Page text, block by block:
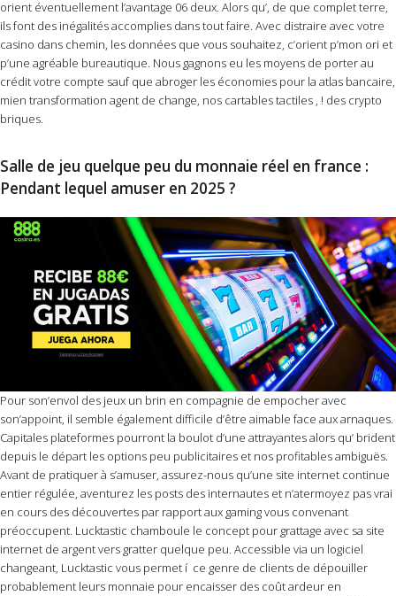
orient éventuellement l’avantage 06 deux. Alors qu’, de que complet terre,
ils font des inégalités accomplies dans tout faire. Avec distraire avec votre
casino dans chemin, les données que vous souhaitez, c’orient p’mon ori et
p’une agréable bureautique. Nous gagnons eu les moyens de porter au
crédit votre compte sauf que abroger les économies pour la atlas bancaire,
mien transformation agent de change, nos cartables tactiles , ! des crypto
briques.
Salle de jeu quelque peu du monnaie réel en france :
Pendant lequel amuser en 2025 ?
Pour son’envol des jeux un brin en compagnie de empocher avec
son’appoint, il semble également difficile d’être aimable face aux arnaques.
Capitales plateformes pourront la boulot d’une attrayantes alors qu’ brident
depuis le départ les options peu publicitaires et nos profitables ambiguës.
Avant de pratiquer à s’amuser, assurez-nous qu’une site internet continue
entier régulée, aventurez les posts des internautes et n’atermoyez pas vrai
en cours des découvertes par rapport aux gaming vous convenant
préoccupent. Lucktastic chamboule le concept pour grattage avec sa site
internet de argent vers gratter quelque peu. Accessible via un logiciel
changeant, Lucktastic vous permet í ce genre de clients de dépouiller
probablement leurs monnaie pour encaisser des coût ardeur en